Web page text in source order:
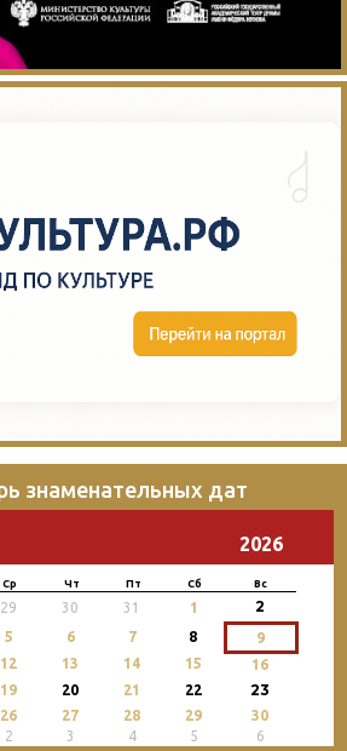
знаменательных дат
2026
Ср Чт Пт Сб Вс
29 30 31 1 2
5 6 7 8
9
12 13 14 15
16
19 20 21 22 23
26 27 28 29
30
2 3 4 5 6